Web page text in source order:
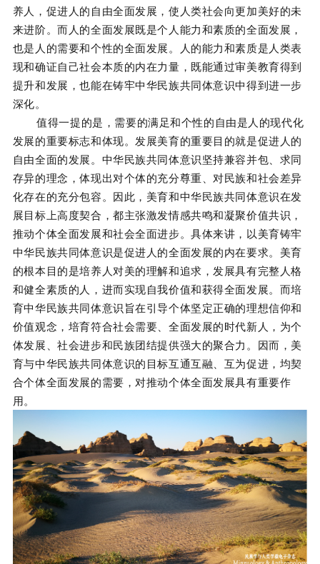
养人，促进人的自由全面发展，使人类社会向更加美好的未
来进阶。而人的全面发展既是个人能力和素质的全面发展，
也是人的需要和个性的全面发展。人的能力和素质是人类表
现和确证自己社会本质的内在力量，既能通过审美教育得到
提升和发展，也能在铸牢中华民族共同体意识中得到进一步
深化。
值得一提的是，需要的满足和个性的自由是人的现代化
发展的重要标志和体现。发展美育的重要目的就是促进人的
自由全面的发展。中华民族共同体意识坚持兼容并包、求同
存异的理念，体现出对个体的充分尊重、对民族和社会差异
化存在的充分包容。因此，美育和中华民族共同体意识在发
展目标上高度契合，都主张激发情感共鸣和凝聚价值共识，
推动个体全面发展和社会全面进步。具体来讲，以美育铸牢
中华民族共同体意识是促进人的全面发展的内在要求。美育
的根本目的是培养人对美的理解和追求，发展具有完整人格
和健全素质的人，进而实现自我价值和获得全面发展。而培
育中华民族共同体意识旨在引导个体坚定正确的理想信仰和
价值观念，培育符合社会需要、全面发展的时代新人，为个
体发展、社会进步和民族团结提供强大的聚合力。因而，美
育与中华民族共同体意识的目标互通互融、互为促进，均契
合个体全面发展的需要，对推动个体全面发展具有重要作
用。